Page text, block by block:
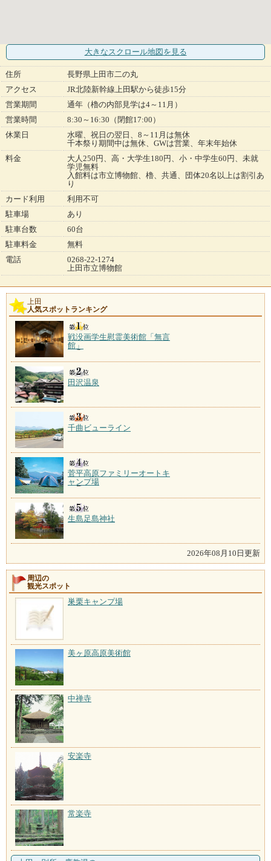
大きなスクロール地図 を見る
住所
長野県上田市二の丸
アクセス
JR北陸新幹線上田駅から徒歩15分
営業期間
通年（櫓の内部見学は4～11月）
営業時間
8:30～16:30（閉館17:00）
休業日
水曜、祝日の翌日、8～11月は無休
千本祭り期間中は無休、GWは営業、年末年始休
料金
大人250円、高・大学生180円、小・中学生60円、未就
学児無料
入館料は市立博物館、櫓、共通、団体20名以上は割引あ
り
カード利用
利用不可
駐車場
あり
駐車台数
60台
駐車料金
無料
電話
0268-22-1274
上田市立博物館
上田
人気スポットランキング
戦没画学生慰霊美術館「無言
館」
田沢温泉
千曲ビューライン
菅平高原ファミリーオートキ
ャンプ場
生島足島神社
2026年08月10日更新
周辺の
観光スポット
巣栗キャンプ場
美ヶ原高原美術館
中禅寺
安楽寺
常楽寺